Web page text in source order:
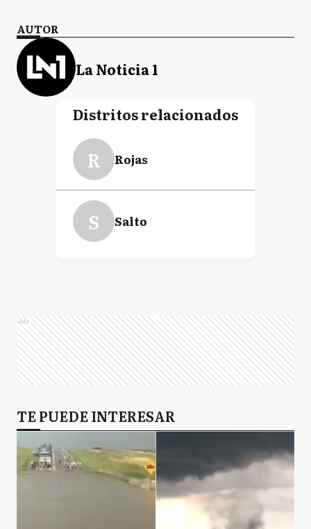
AUTOR
La Noticia 1
Distritos relacionados
R Rojas
S Salto
Ads
TE PUEDE INTERESAR